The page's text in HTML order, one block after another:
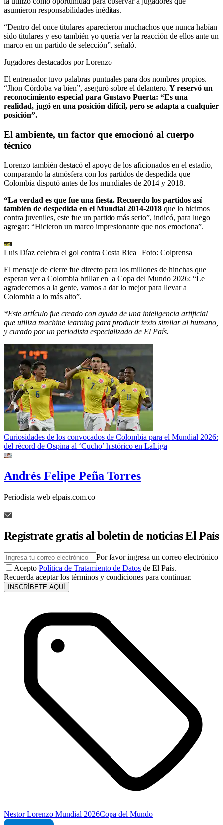
asumieron responsabilidades inéditas.
“Dentro del once titulares aparecieron muchachos que nunca habían
sido titulares y eso también yo quería ver la reacción de ellos ante un
marco en un partido de selección”, señaló.
Jugadores destacados por Lorenzo
El entrenador tuvo palabras puntuales para dos nombres propios.
“Jhon Córdoba va bien”, aseguró sobre el delantero. Y reservó un
reconocimiento especial para Gustavo Puerta: “Es una
realidad, jugó en una posición difícil, pero se adapta a cualquier
posición”.
El ambiente, un factor que emocionó al cuerpo
técnico
Lorenzo también destacó el apoyo de los aficionados en el estadio,
comparando la atmósfera con los partidos de despedida que
Colombia disputó antes de los mundiales de 2014 y 2018.
“La verdad es que fue una fiesta. Recuerdo los partidos así
también de despedida en el Mundial 2014-2018 que lo hicimos
contra juveniles, este fue un partido más serio”, indicó, para luego
agregar: “Hicieron un marco impresionante que nos emociona”.
Luis Díaz celebra el gol contra Costa Rica | Foto: Colprensa
El mensaje de cierre fue directo para los millones de hinchas que
esperan ver a Colombia brillar en la Copa del Mundo 2026: “Le
agradecemos a la gente, vamos a dar lo mejor para llevar a
Colombia a lo más alto”.
*Este artículo fue creado con ayuda de una inteligencia artificial
que utiliza machine learning para producir texto similar al humano,
y curado por un periodista especializado de El País.
Curiosidades de los convocados de Colombia para el Mundial 2026:
del récord de Ospina al ‘Cucho’ histórico en LaLiga
Andrés Felipe Peña Torres
Periodista web elpais.com.co
Regístrate gratis al boletín de noticias El País
Por favor ingresa un correo electrónico
Acepto Política de Tratamiento de Datos de El País.
Recuerda aceptar los términos y condiciones para continuar.
INSCRÍBETE AQUÍ
Nestor Lorenzo Mundial 2026Copa del Mundo